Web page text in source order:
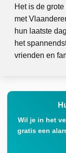
Het is de
met
hun laatste
het
vrienden en
Wil je in het
gratis een